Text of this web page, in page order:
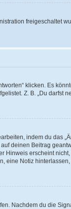
freigeschaltet
klicken. Es
Z. B. „Du darfst
indem du das
deinen Beitrag
Hinweis erscheint
eine Notiz
Nachdem du die